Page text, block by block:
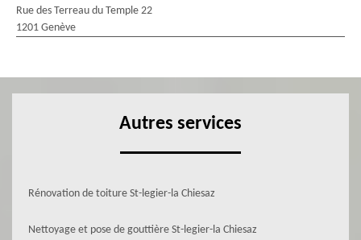
Rue des Terreau du Temple 22
1201 Genève
Autres services
Rénovation de toiture St-legier-la Chiesaz
Nettoyage et pose de gouttière St-legier-la Chiesaz